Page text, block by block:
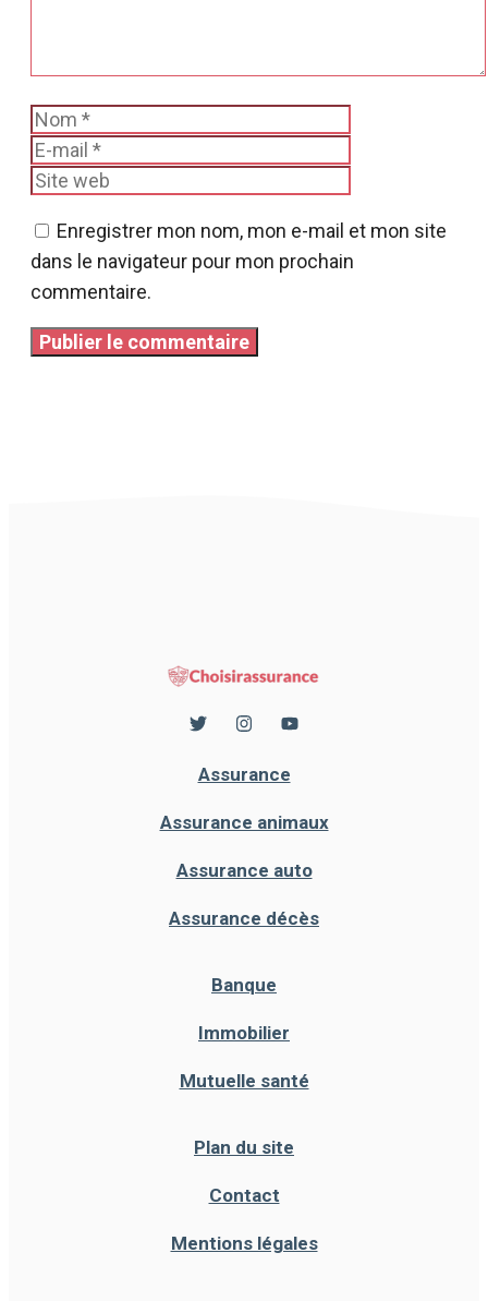
Nom
Enregistrer mon nom, mon e-mail et mon site
dans le navigateur pour mon prochain
commentaire.
Assurance
Assurance animaux
Assurance auto
Assurance décès
Banque
Immobilier
Mutuelle santé
Plan du site
Contact
Mentions légales